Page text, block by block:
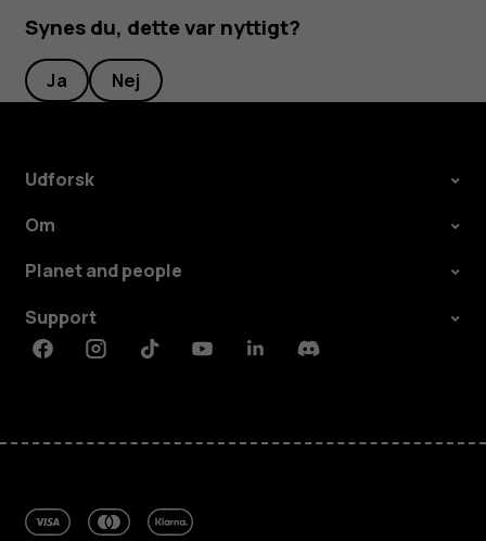
Synes du, dette var nyttigt?
Ja Nej
Udforsk
Om
Planet and people
Support
FacebookInstagramTiktokYoutubeLinkedinDiscord